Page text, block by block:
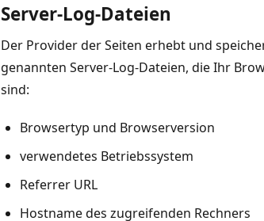
Server-Log-Dateien
Der Provider der Seiten erhebt und
genannten Server-Log-Dateien, die Ihr
sind:
Browsertyp und Browserversion
verwendetes Betriebssystem
Referrer URL
Hostname des zugreifenden Rechners